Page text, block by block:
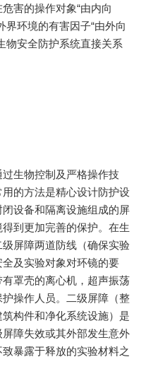
害的操作对象“由内向
界环境的有害因子“由外向
物安全防护系统直接关系
生物控制及严格操作技
的方法是精心设计防护设
设备和隔离设施组成的屏
到更加完善的保护。在生
屏障两道防线（确保实验
及实验对象对环镜的要
罩壳的离心机，超声振荡
操作人员。二级屏障（整
构件和净化系统设施）是
障失效或其外部发生意外
暴露于释放的实验材料之